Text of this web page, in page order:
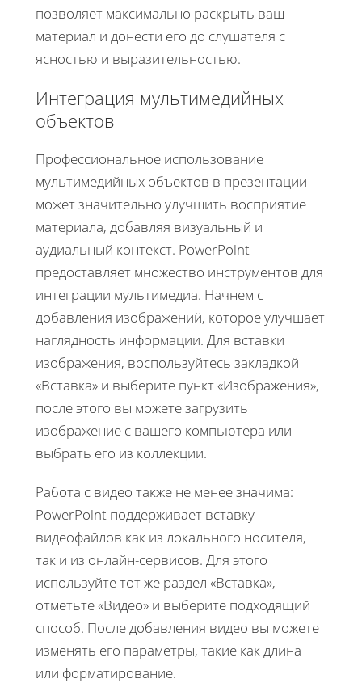
позволяет максимально раскрыть ваш
материал и донести его до слушателя с
ясностью и выразительностью.
Интеграция мультимедийных
объектов
Профессиональное использование
мультимедийных объектов в презентации
может значительно улучшить восприятие
материала, добавляя визуальный и
аудиальный контекст. PowerPoint
предоставляет множество инструментов для
интеграции мультимедиа. Начнем с
добавления изображений, которое улучшает
наглядность информации. Для вставки
изображения, воспользуйтесь закладкой
«Вставка» и выберите пункт «Изображения»,
после этого вы можете загрузить
изображение с вашего компьютера или
выбрать его из коллекции.
Работа с видео также не менее значима:
PowerPoint поддерживает вставку
видеофайлов как из локального носителя,
так и из онлайн-сервисов. Для этого
используйте тот же раздел «Вставка»,
отметьте «Видео» и выберите подходящий
способ. После добавления видео вы можете
изменять его параметры, такие как длина
или форматирование.